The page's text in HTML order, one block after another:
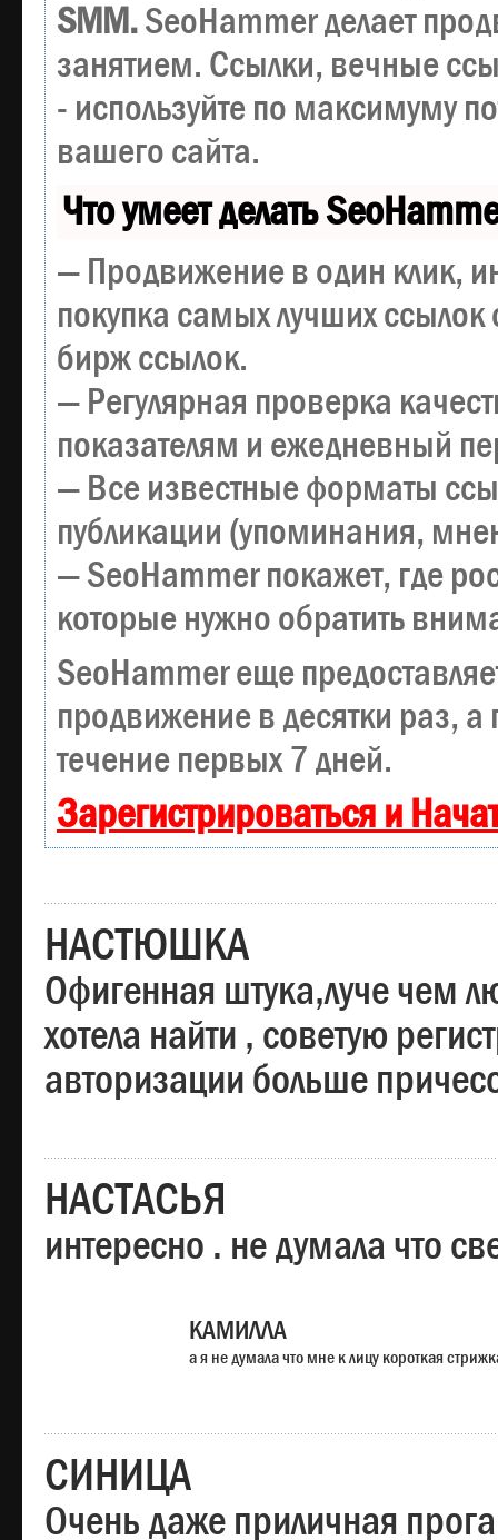
SMM.SeoHammer делает
занятием. Ссылки, вечные
- используйте по максимуму
вашего сайта.
Что умеет делать
— Продвижение в один клик,
покупка самых лучших ссылок
бирж ссылок.
— Регулярная проверка
показателям и ежедневный
— Все известные форматы
публикации (упоминания,
— SeoHammer покажет, где
которые нужно обратить
SeoHammer еще
продвижение в десятки раз, а
течение первых 7 дней.
Зарегистрироваться и
НАСТЮШКА
Офигенная штука,луче чем
хотела найти , советую
авторизации больше
НАСТАСЬЯ
интересно . не думала что
КАМИЛЛА
а я не думала что мне к лицу короткая
СИНИЦА
Очень даже приличная